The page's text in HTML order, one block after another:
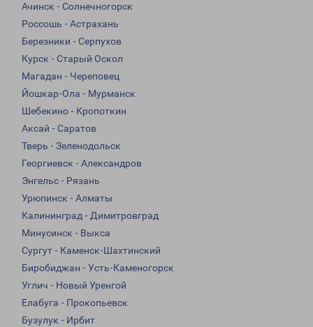
Ачинск - Солнечногорск
Россошь - Астрахань
Березники - Серпухов
Курск - Старый Оскол
Магадан - Череповец
Йошкар-Ола - Мурманск
Шебекино - Кропоткин
Аксай - Саратов
Тверь - Зеленодольск
Георгиевск - Александров
Энгельс - Рязань
Урюпинск - Алматы
Калининград - Димитровград
Минусинск - Выкса
Сургут - Каменск-Шахтинский
Биробиджан - Усть-Каменогорск
Углич - Новый Уренгой
Елабуга - Прокопьевск
Бузулук - Ирбит